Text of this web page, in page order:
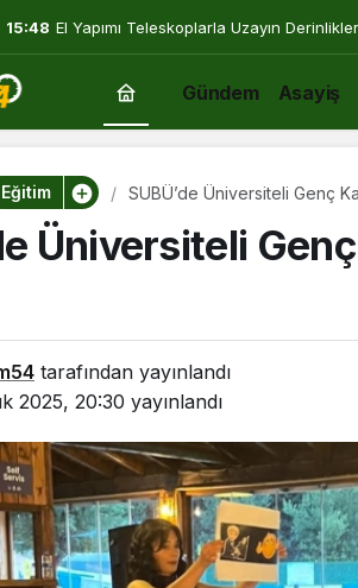
15:48 El Yapımı Teleskoplarla Uzayın
Gündem Asayiş
Eğitim SUBÜ’de Üniversiteli Genç
Üniversiteli
tarafından yayınlandı
2025, 20:30 yayınlandı